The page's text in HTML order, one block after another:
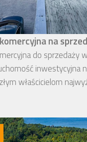
na
do sprzedaży
inwestycyjna
właścicielom